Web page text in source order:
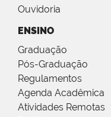
Ouvidoria
ENSINO
Graduação
Pós-Graduação
Regulamentos
Agenda Acadêmica
Atividades Remotas